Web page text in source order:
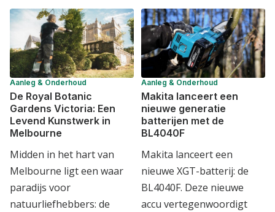
Aanleg & Onderhoud
De Royal Botanic
Gardens Victoria: Een
Levend Kunstwerk in
Melbourne
Midden in het hart van
Melbourne ligt een waar
paradijs voor
natuurliefhebbers: de
Aanleg & Onderhoud
Makita lanceert een
nieuwe generatie
batterijen met de
BL4040F
Makita lanceert een
nieuwe XGT-batterij: de
BL4040F. Deze nieuwe
accu vertegenwoordigt